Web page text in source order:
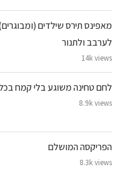
מאפינס תירס שילדים
לערבב ולתנור
14k views
לחם טחינה משוגע בלי קמח
8.9k views
הפריקסה המושלם
8.3k views